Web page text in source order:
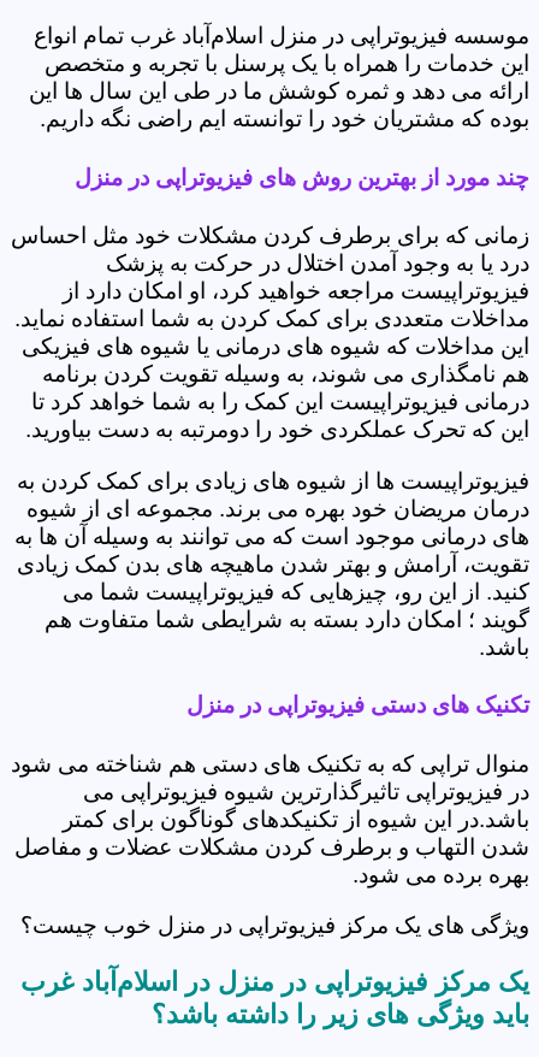
موسسه فیزیوتراپی در منزل اسلام‌آباد غرب تمام انواع
این خدمات را همراه با یک پرسنل با تجربه و متخصص
ارائه می دهد و ثمره کوشش ما در طی این سال ها این
بوده که مشتریان خود را توانسته ایم راضی نگه داریم.
چند مورد از بهترین روش های فیزیوتراپی در منزل
زمانی که برای برطرف کردن مشکلات خود مثل احساس
درد یا به وجود آمدن اختلال در حرکت به پزشک
فیزیوتراپیست مراجعه خواهید کرد، او امکان دارد از
مداخلات متعددی برای کمک کردن به شما استفاده نماید.
این مداخلات که شیوه های درمانی یا شیوه های فیزیکی
هم نامگذاری می شوند، به وسیله تقویت کردن برنامه
درمانی فیزیوتراپیست این کمک را به شما خواهد کرد تا
این که تحرک عملکردی خود را دومرتبه به دست بیاورید.
فیزیوتراپیست ها از شیوه های زیادی برای کمک کردن به
درمان مریضان خود بهره می برند. مجموعه ای از شیوه
های درمانی موجود است که می توانند به وسیله آن ها به
تقویت، آرامش و بهتر شدن ماهیچه های بدن کمک زیادی
کنید. از این رو، چیزهایی که فیزیوتراپیست شما می
گویند ؛ امکان دارد بسته به شرایطی شما متفاوت هم
باشد.
تکنیک های دستی فیزیوتراپی در منزل
منوال تراپی که به تکنیک های دستی هم شناخته می شود
در فیزیوتراپی تاثیرگذارترین شیوه فیزیوتراپی می
باشد.در این شیوه از تکنیکدهای گوناگون برای کمتر
شدن التهاب و برطرف کردن مشکلات عضلات و مفاصل
بهره برده می شود.
ویژگی های یک مرکز فیزیوتراپی در منزل خوب چیست؟
یک مرکز فیزیوتراپی در منزل در اسلام‌آباد غرب
باید ویژگی های زیر را داشته باشد؟